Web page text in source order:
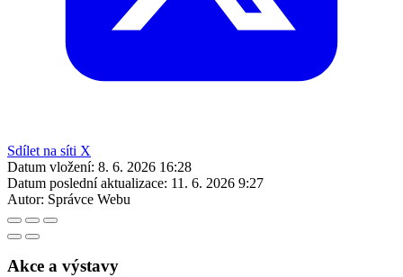
Sdílet na síti X
Datum vložení: 8. 6. 2026 16:28
Datum poslední aktualizace: 11. 6. 2026 9:27
Autor: Správce Webu
Akce a výstavy